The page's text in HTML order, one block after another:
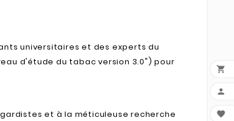
universitaires et des experts du
d'étude du tabac version 3.0") pour
et à la méticuleuse recherche


